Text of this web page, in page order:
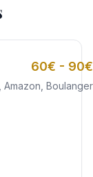
60€ - 90€
Boulanger